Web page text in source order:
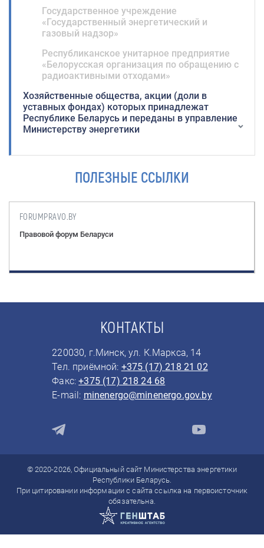
Государственное учреждение
«Государственный энергетический и
газовый надзор»
Республиканское унитарное предприятие
«Белорусская организация по обращению с
радиоактивными отходами»
Хозяйственные общества, акции (доли в
уставных фондах) которых принадлежат
Республике Беларусь и переданы в управление
Министерству энергетики
ПОЛЕЗНЫЕ ССЫЛКИ
FORUMPRAVO.BY
Правовой форум Беларуси
КОНТАКТЫ
220030, г.Минск, ул. К.Маркса, 14
Тел. приёмной: +375 (17) 218 21 02
Факс:+375 (17) 218 24 68
E-mail: minenergo@minenergo.gov.by
© 2020-2026, Официальный сайт Министерства энергетики
Республики Беларусь.
При цитировании информации с сайта ссылка на первоисточник
обязательна.